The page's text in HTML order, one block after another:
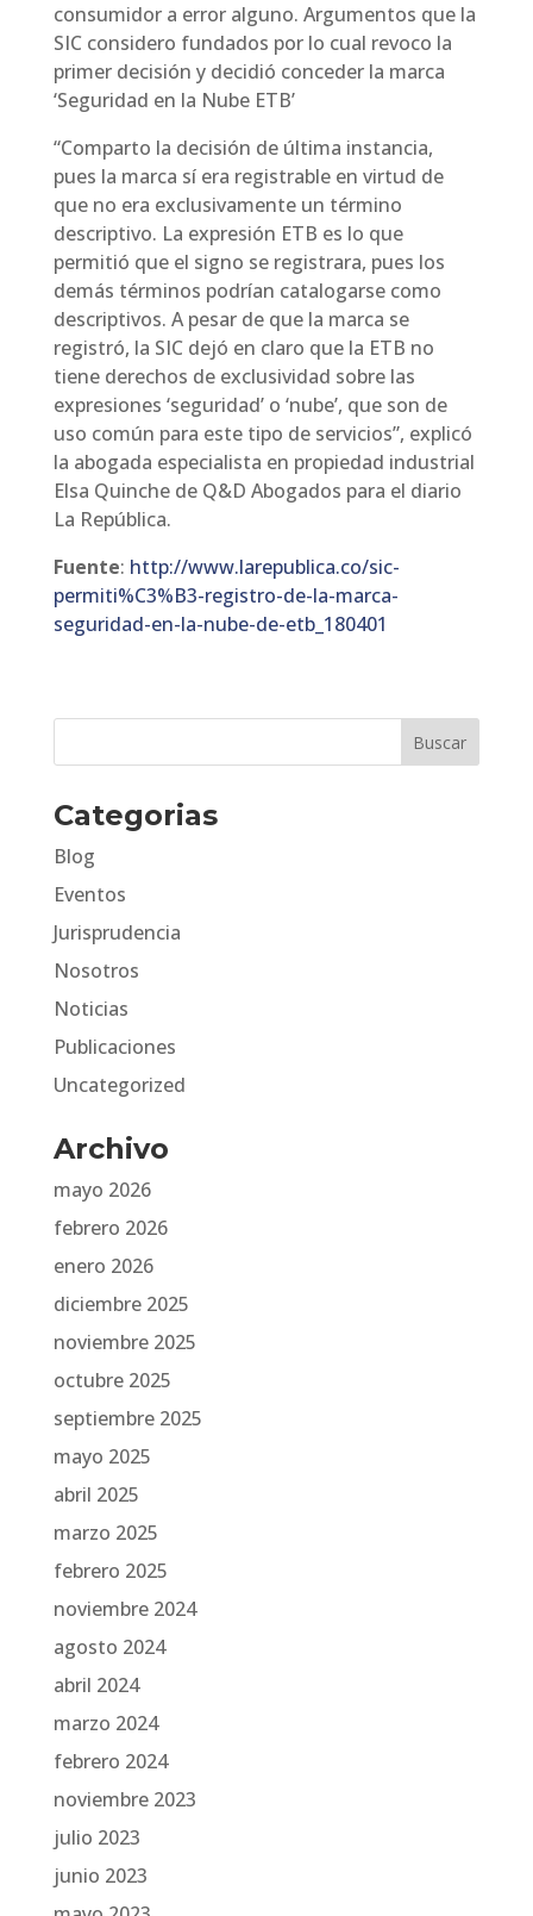
consumidor a error alguno. Argumentos que la
SIC considero fundados por lo cual revoco la
primer decisión y decidió conceder la marca
‘Seguridad en la Nube ETB’
“Comparto la decisión de última instancia,
pues la marca sí era registrable en virtud de
que no era exclusivamente un término
descriptivo. La expresión ETB es lo que
permitió que el signo se registrara, pues los
demás términos podrían catalogarse como
descriptivos. A pesar de que la marca se
registró, la SIC dejó en claro que la ETB no
tiene derechos de exclusividad sobre las
expresiones ‘seguridad’ o ‘nube’, que son de
uso común para este tipo de servicios”, explicó
la abogada especialista en propiedad industrial
Elsa Quinche de Q&D Abogados para el diario
La República.
Fuente: http://www.larepublica.co/sic-
permiti%C3%B3-registro-de-la-marca-
seguridad-en-la-nube-de-etb_180401
Categorias
Blog
Eventos
Jurisprudencia
Nosotros
Noticias
Publicaciones
Uncategorized
Archivo
mayo 2026
febrero 2026
enero 2026
diciembre 2025
noviembre 2025
octubre 2025
septiembre 2025
mayo 2025
abril 2025
marzo 2025
febrero 2025
noviembre 2024
agosto 2024
abril 2024
marzo 2024
febrero 2024
noviembre 2023
julio 2023
junio 2023